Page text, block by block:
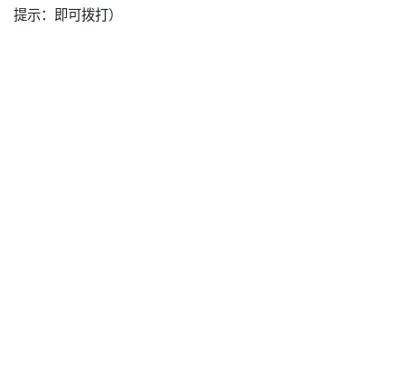
提示：即可拨打）